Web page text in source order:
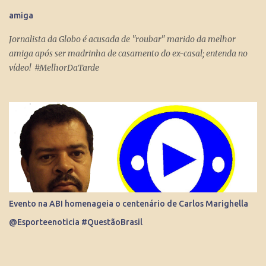
Internet consegue produzir milionários, transformar anônimos
em celebridades e até criar fenômenos como Juliette, mas ai já é
amiga
Jornalista da Globo é acusada de "roubar" marido da melhor
amiga após ser madrinha de casamento do ex-casal; entenda no
vídeo! #MelhorDaTarde
Evento na ABI homenageia o centenário de Carlos Marighella
@Esporteenoticia #QuestãoBrasil